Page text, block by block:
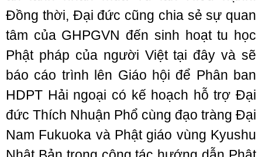
Đồng thời, Đại đức cũng chia sẻ sự quan
tâm của GHPGVN đến sinh hoạt tu học
Phật pháp của người Việt tại đây và sẽ
báo cáo trình lên Giáo hội để Phân ban
HDPT Hải ngoại có kế hoạch hỗ trợ Đại
đức Thích Nhuận Phổ cùng đạo tràng Đại
Nam Fukuoka và Phật giáo vùng Kyushu